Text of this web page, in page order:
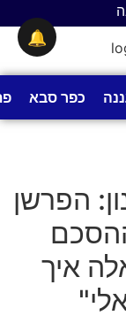
כפר סבא
הפרשן
איך
🔔